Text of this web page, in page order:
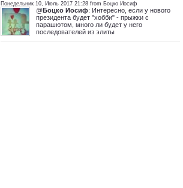
Понедельник 10, Июль 2017 21:28 from Боцко Иосиф
@Боцко Иосиф: Интересно, если у нового
президента будет "хобби" - прыжки с
парашютом, много ли будет у него
последователей из элиты